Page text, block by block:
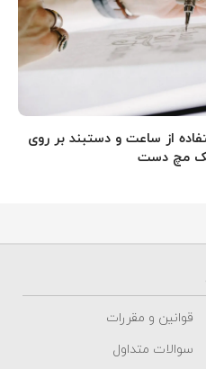
از ساعت و دستبند بر روی
مچ دست
قوانین و مقررات
سوالات متداول